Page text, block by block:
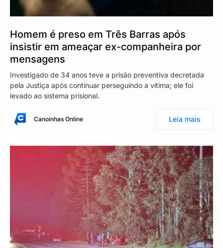
Homem é preso em Três Barras após
insistir em ameaçar ex-companheira por
mensagens
Investigado de 34 anos teve a prisão preventiva decretada
pela Justiça após continuar perseguindo a vítima; ele foi
levado ao sistema prisional.
Canoinhas Online Leia mais